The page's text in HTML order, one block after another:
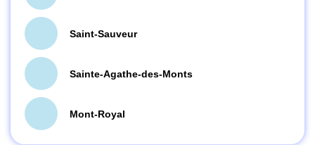
Saint-Sauveur
Sainte-Agathe-des-Monts
Mont-Royal